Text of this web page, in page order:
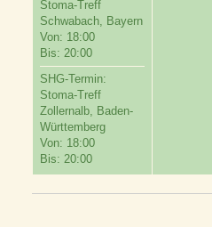
Stoma-Treff
Schwabach, Bayern
Von: 18:00
Bis: 20:00
SHG-Termin:
Stoma-Treff
Zollernalb, Baden-
Württemberg
Von: 18:00
Bis: 20:00